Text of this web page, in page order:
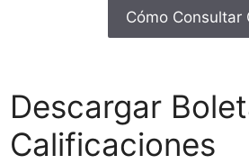
Cómo Consultar
Descargar
Calificaciones